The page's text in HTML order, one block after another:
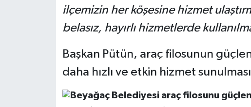
ilçemizin her köşesine hizmet
belasız, hayırlı hizmetlerde
Başkan Pütün, araç filosunun
daha hızlı ve etkin hizmet